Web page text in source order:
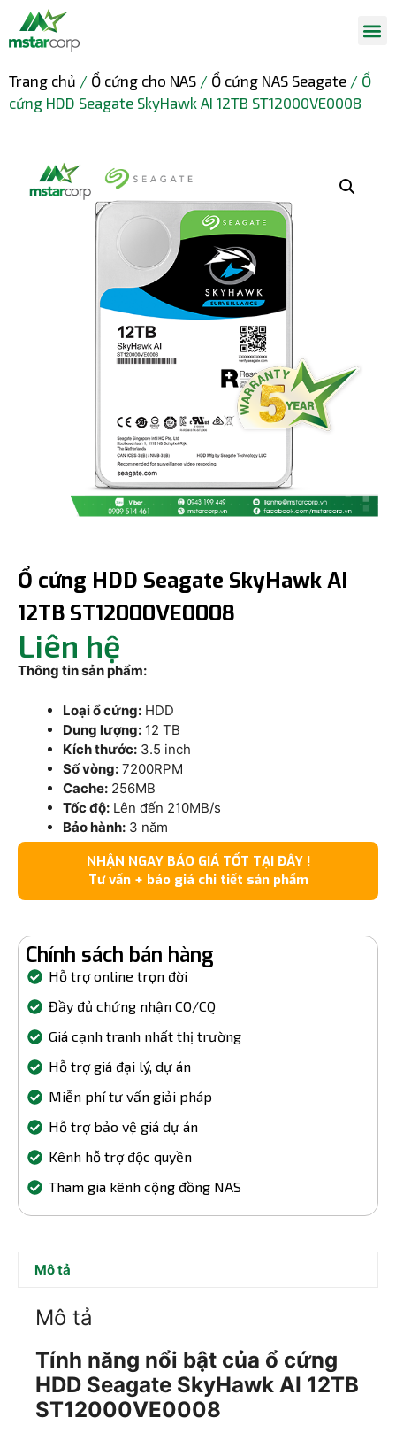
Trang chủ / Ổ cứng cho NAS / Ổ cứng NAS Seagate / Ổ
cứng HDD Seagate SkyHawk AI 12TB ST12000VE0008
Ổ cứng HDD Seagate SkyHawk AI
12TB ST12000VE0008
Liên hệ
Thông tin sản phẩm:
Loại ổ cứng: HDD
Dung lượng: 12 TB
Kích thước: 3.5 inch
Số vòng: 7200RPM
Cache: 256MB
Tốc độ: Lên đến 210MB/s
Bảo hành: 3 năm
NHẬN NGAY BÁO GIÁ TỐT TẠI ĐÂY !
Tư vấn + báo giá chi tiết sản phẩm
Chính sách bán hàng
Hỗ trợ online trọn đời
Đầy đủ chứng nhận CO/CQ
Giá cạnh tranh nhất thị trường
Hỗ trợ giá đại lý, dự án
Miễn phí tư vấn giải pháp
Hỗ trợ bảo vệ giá dự án
Kênh hỗ trợ độc quyền
Tham gia kênh cộng đồng NAS
Mô tả
Mô tả
Tính năng nổi bật của ổ cứng
HDD Seagate SkyHawk AI 12TB
ST12000VE0008